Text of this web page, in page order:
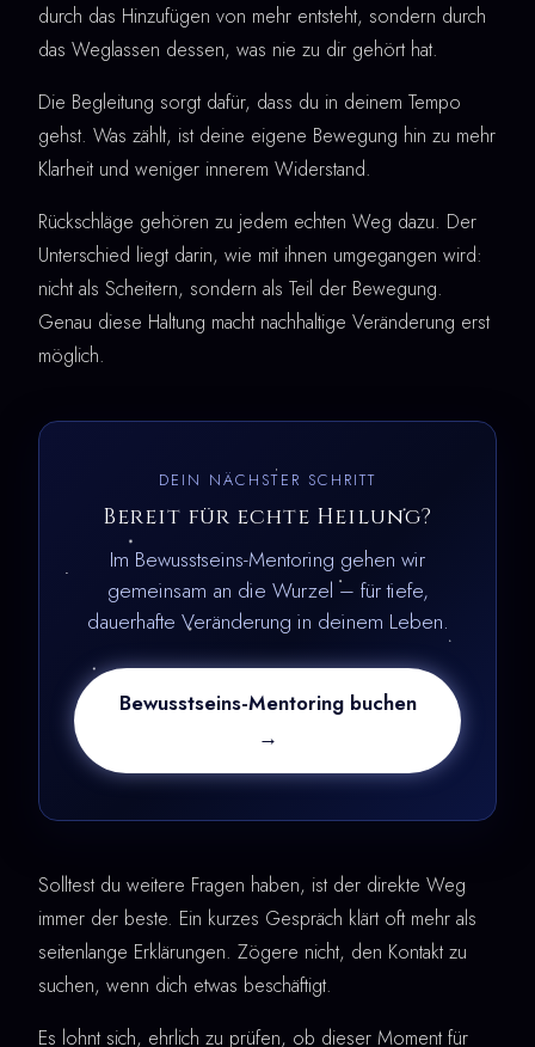
durch das Hinzufügen von mehr entsteht, sondern durch
das Weglassen dessen, was nie zu dir gehört hat.
Die Begleitung sorgt dafür, dass du in deinem Tempo
gehst. Was zählt, ist deine eigene Bewegung hin zu mehr
Klarheit und weniger innerem Widerstand.
Rückschläge gehören zu jedem echten Weg dazu. Der
Unterschied liegt darin, wie mit ihnen umgegangen wird:
nicht als Scheitern, sondern als Teil der Bewegung.
Genau diese Haltung macht nachhaltige Veränderung erst
möglich.
DEIN NÄCHSTER SCHRITT
Bereit für echte Heilung?
Im Bewusstseins-Mentoring gehen wir
gemeinsam an die Wurzel – für tiefe,
dauerhafte Veränderung in deinem Leben.
Bewusstseins-Mentoring buchen
→
Solltest du weitere Fragen haben, ist der direkte Weg
immer der beste. Ein kurzes Gespräch klärt oft mehr als
seitenlange Erklärungen. Zögere nicht, den Kontakt zu
suchen, wenn dich etwas beschäftigt.
Es lohnt sich, ehrlich zu prüfen, ob dieser Moment für